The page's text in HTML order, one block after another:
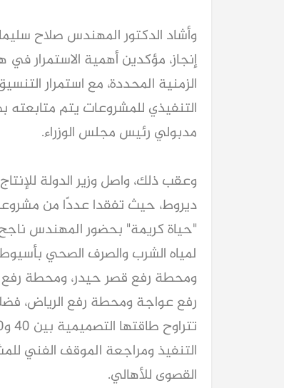
وأشاد الدكتور المهندس صلاح
إنجاز، مؤكدين أهمية الاستمرار
الزمنية المحددة، مع استمرار
التنفيذي للمشروعات يتم
مدبولي رئيس مجلس الوزراء.
وعقب ذلك، واصل وزير الدولة
ديروط، حيث تفقدا عددًا من
"حياة كريمة" بحضور المهندس ناجح
لمياه الشرب والصرف الصحي
ومحطة رفع قصر حيدر، ومحطة رفع
رفع عواجة ومحطة رفع الرياض،
التنفيذ ومراجعة الموقف الفني
القصوى للأهالي.